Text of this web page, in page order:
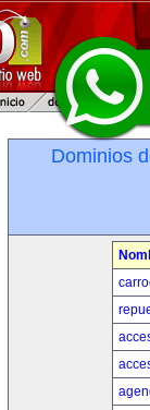
Dominios